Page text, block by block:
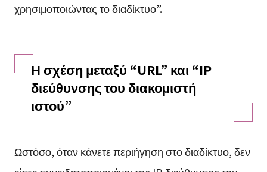
χρησιμοποιώντας το διαδίκτυο”.
Η σχέση μεταξύ “URL” και “IP
διεύθυνσης του διακομιστή
ιστού”
Ωστόσο, όταν κάνετε περιήγηση στο διαδίκτυο, δεν